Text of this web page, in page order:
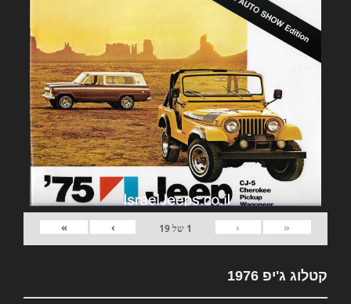
«
‹
1 של19
›
»
קטלוג ג'יפ 1976